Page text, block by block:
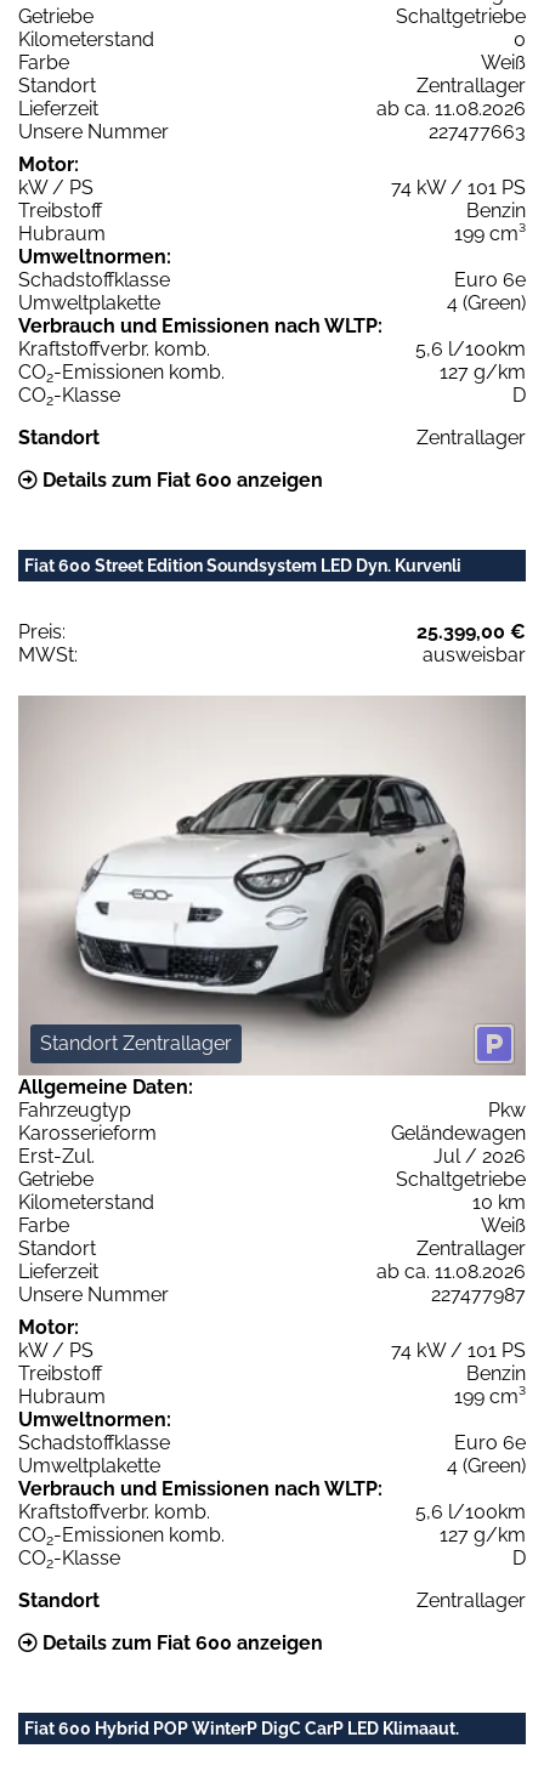
Getriebe
Schaltgetriebe
Kilometerstand
0
Farbe
Weiß
Standort
Zentrallager
Lieferzeit
ab ca. 11.08.2026
Unsere Nummer
227477663
Motor:
kW / PS
74 kW / 101 PS
Treibstoff
Benzin
Hubraum
199 cm³
Umweltnormen:
Schadstoffklasse
Euro 6e
Umweltplakette
4 (Green)
Verbrauch und Emissionen nach WLTP:
Kraftstoffverbr. komb.
5,6 l/100km
CO2-Emissionen komb.
127 g/km
CO2-Klasse
D
Standort
Zentrallager
Details zum Fiat 600 anzeigen
Fiat 600 Street Edition Soundsystem LED Dyn. Kurvenli
Preis:
25.399,00 €
MWSt:
ausweisbar
Standort Zentrallager
Allgemeine Daten:
Fahrzeugtyp
Pkw
Karosserieform
Geländewagen
Erst-Zul.
Jul / 2026
Getriebe
Schaltgetriebe
Kilometerstand
10 km
Farbe
Weiß
Standort
Zentrallager
Lieferzeit
ab ca. 11.08.2026
Unsere Nummer
227477987
Motor:
kW / PS
74 kW / 101 PS
Treibstoff
Benzin
Hubraum
199 cm³
Umweltnormen:
Schadstoffklasse
Euro 6e
Umweltplakette
4 (Green)
Verbrauch und Emissionen nach WLTP:
Kraftstoffverbr. komb.
5,6 l/100km
CO2-Emissionen komb.
127 g/km
CO2-Klasse
D
Standort
Zentrallager
Details zum Fiat 600 anzeigen
Fiat 600 Hybrid POP WinterP DigC CarP LED Klimaaut.